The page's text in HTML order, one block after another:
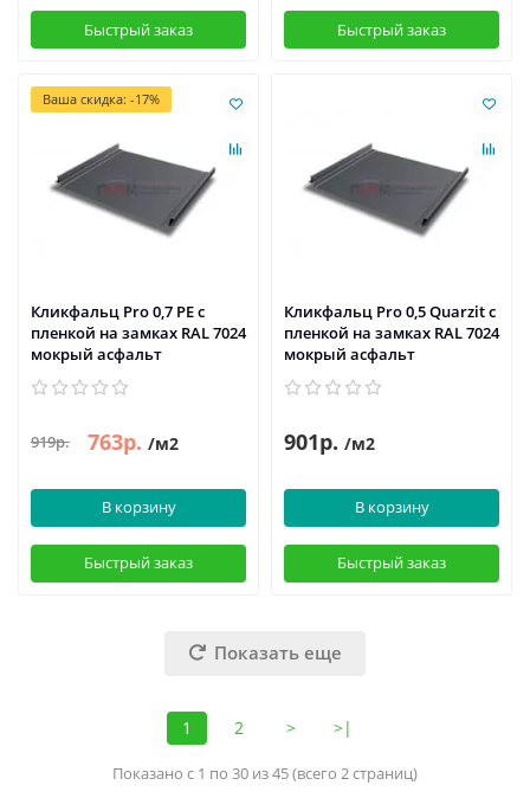
Быстрый заказ Быстрый заказ
Ваша скидка: -17%
Кликфальц Pro 0,7 PE с
пленкой на замках RAL 7024
мокрый асфальт
919р. 763р. /м2
В корзину
Быстрый заказ
Кликфальц Pro 0,5 Quarzit с
пленкой на замках RAL 7024
мокрый асфальт
901р. /м2
В корзину
Быстрый заказ
Показать еще
1 2 > >|
Показано с 1 по 30 из 45 (всего 2 страниц)